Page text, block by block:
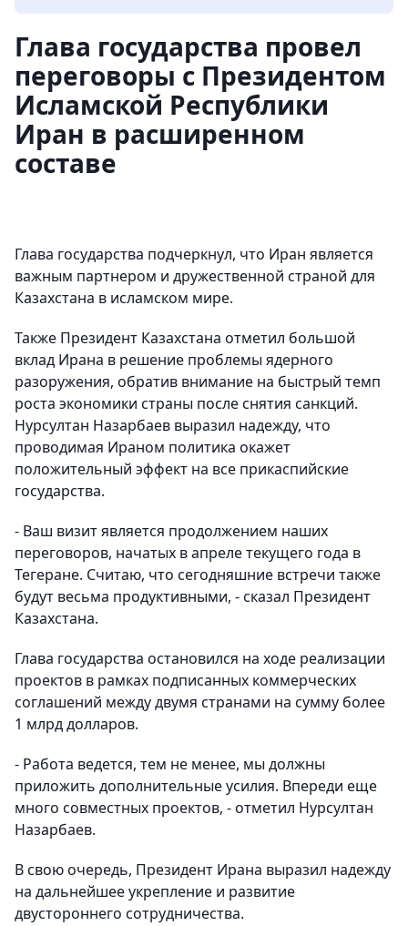
Глава государства провел
переговоры с Президентом
Исламской Республики
Иран в расширенном
составе
Глава государства подчеркнул, что Иран является
важным партнером и дружественной страной для
Казахстана в исламском мире.
Также Президент Казахстана отметил большой
вклад Ирана в решение проблемы ядерного
разоружения, обратив внимание на быстрый темп
роста экономики страны после снятия санкций.
Нурсултан Назарбаев выразил надежду, что
проводимая Ираном политика окажет
положительный эффект на все прикаспийские
государства.
- Ваш визит является продолжением наших
переговоров, начатых в апреле текущего года в
Тегеране. Считаю, что сегодняшние встречи также
будут весьма продуктивными, - сказал Президент
Казахстана.
Глава государства остановился на ходе реализации
проектов в рамках подписанных коммерческих
соглашений между двумя странами на сумму более
1 млрд долларов.
- Работа ведется, тем не менее, мы должны
приложить дополнительные усилия. Впереди еще
много совместных проектов, - отметил Нурсултан
Назарбаев.
В свою очередь, Президент Ирана выразил надежду
на дальнейшее укрепление и развитие
двустороннего сотрудничества.